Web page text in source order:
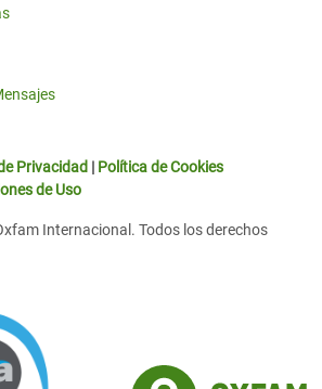
Privacidad | Política de Cookies
de Uso
Internacional. Todos los derechos